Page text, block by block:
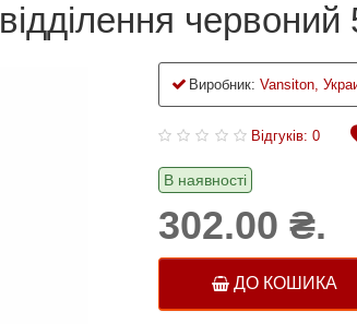
Виробник: Vansiton,
Відгуків: 0
В наявності
302.00 ₴.
ДО КОШИКА